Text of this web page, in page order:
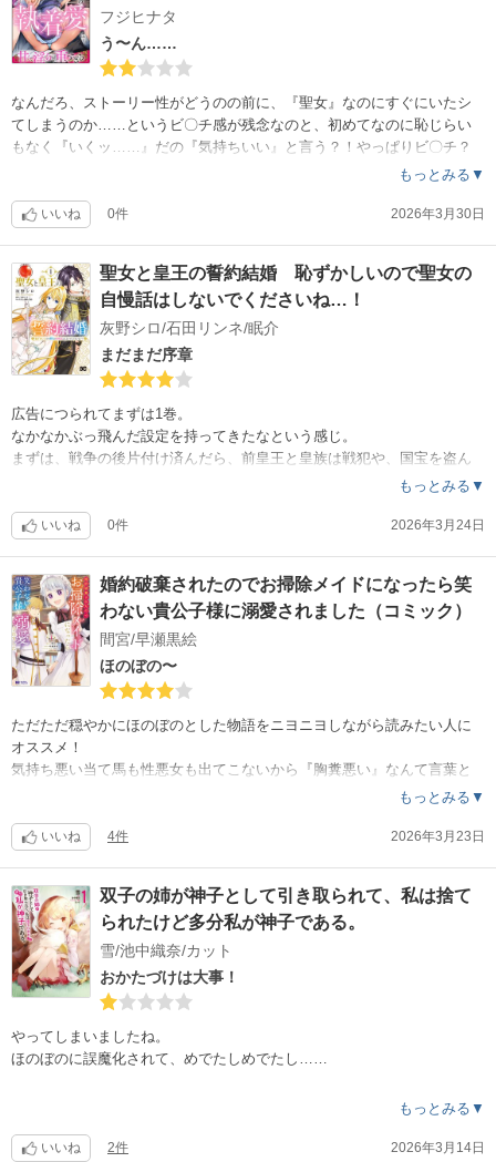
広告につられて読んだけど、正〜直目新しさはない。なろう系では見飽
きるくらい溢れてる設定。まあ、1巻目は序章だから、もう1巻読んで判
断しようかな。
期待を込めて星4つ。
フジヒナタ
う〜ん……
なんだろ、ストーリー性がどうのの前に、『聖女』なのにすぐにいたシ
てしまうのか……というビ〇チ感が残念なのと、初めてなのに恥じらい
もなく『いくッ……』だの『気持ちいい』と言う？！やっぱりビ〇チ？
！ 平民だから婚姻前でも平気でスるのね、って穿った目で見てしまう
のストーリーあるよ？
もっとみる▼
いいね 0件 2026年3月30日
聖女と皇王の誓約結婚 恥ずかしいので聖女の
自慢話はしないでくださいね…！
灰野シロ/石田リンネ/眠介
まだまだ序章
広告につられてまずは1巻。
なかなかぶっ飛んだ設定を持ってきたなという感じ。
まずは、戦争の後片付け済んだら、前皇王と皇族は戦犯や、国宝を盗ん
で国外に持ち出した罪でガッツリ処刑してくれないと、コレだけはなあ
第1段階かな。
……ところで、タイトルで『恥ずかしいから聖女の〜』と言ってる割に
は、主人公自身、自己紹介の時に『聖女の〜』って名乗ってるのは突っ
込んじゃイケナイ問題？！
もっとみる▼
いいね 0件 2026年3月24日
婚約破棄されたのでお掃除メイドになったら笑
わない貴公子様に溺愛されました（コミック）
間宮/早瀬黒絵
ほのぼの〜
ただただ穏やかにほのぼのとした物語をニヨニヨしながら読みたい人に
オススメ！
気持ち悪い当て馬も性悪女も出てこないから『胸糞悪い』なんて言葉と
うならなくて良かった。
げられたりしていない、愛されて育ってる子だから悲壮感出さないため
に良しとしようwww
婚約してから急にダーリンがデレすぎ、主人公も超ポジティブ娘からお
バカ感が出始め、婚約以降のラブコメ感のギャップというか路線変更度
合いがちょっと引く？！
とにかく、ドロドロや、盛大なざまぁが好きな人にはオススメ出来ませ
ん。
もっとみる▼
いいね 4件 2026年3月23日
双子の姉が神子として引き取られて、私は捨て
られたけど多分私が神子である。
雪/池中織奈/カット
おかたづけは大事！
やってしまいましたね。
ほのぼのに誤魔化されて、めでたしめでたし……
生まれ故郷のその後とか、神子だと言われ、ウハウハで双子片割れ(主人
ではなく最初の、根本の設定すら回収せずに終わり？！
もっとみる▼
いいね 2件 2026年3月14日